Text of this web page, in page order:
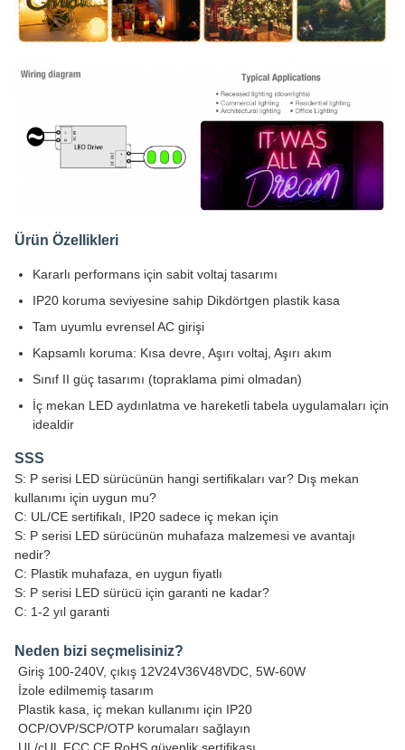
Ürün Özellikleri
Kararlı performans için sabit voltaj tasarımı
IP20 koruma seviyesine sahip Dikdörtgen plastik kasa
Tam uyumlu evrensel AC girişi
Kapsamlı koruma: Kısa devre, Aşırı voltaj, Aşırı akım
Sınıf II güç tasarımı (topraklama pimi olmadan)
İç mekan LED aydınlatma ve hareketli tabela uygulamaları için
idealdir
SSS
S: P serisi LED sürücünün hangi sertifikaları var? Dış mekan
kullanımı için uygun mu?
C: UL/CE sertifikalı, IP20 sadece iç mekan için
S: P serisi LED sürücünün muhafaza malzemesi ve avantajı
nedir?
C: Plastik muhafaza, en uygun fiyatlı
S: P serisi LED sürücü için garanti ne kadar?
C: 1-2 yıl garanti
Neden bizi seçmelisiniz?
Giriş 100-240V, çıkış 12V24V36V48VDC, 5W-60W
İzole edilmemiş tasarım
Plastik kasa, iç mekan kullanımı için IP20
OCP/OVP/SCP/OTP korumaları sağlayın